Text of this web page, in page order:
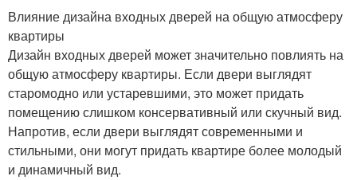
Влияние дизайна входных дверей на общую атмосферу
квартиры
Дизайн входных дверей может значительно повлиять на
общую атмосферу квартиры. Если двери выглядят
старомодно или устаревшими, это может придать
помещению слишком консервативный или скучный вид.
Напротив, если двери выглядят современными и
стильными, они могут придать квартире более молодый
и динамичный вид.